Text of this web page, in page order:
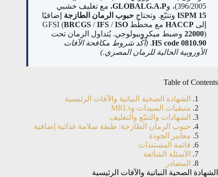
396/2005)، و
GLOBALG.A.P. مع تغليف خشبي
ISPM 15 وتتبّع. وتحتاج حبوب الرمان الطازجة إضافيًا
إلى HACCP مع مخطّط GFSI ( BRCGS /IFS /ISO
22000) وضبط ميكروبيولوجي. يُتداول الرمان تحت
HS code 0810.90
. (أكّد شروط مكافحة الآفات
الأوروبية الحالية للرمان المصري.)
Table of Contents
الشهادة الصحية النباتية والآفات الرئيسية
متبقيات المبيدات وMRLs
الشهادات والتتبّع والتغليف
حبوب الرمان الطازجة: طبقة سلامة غذائية إضافية
معايير الجودة
قائمة المستندات
الأسئلة الشائعة
المصادر
الشهادة الصحية النباتية والآفات الرئيسية